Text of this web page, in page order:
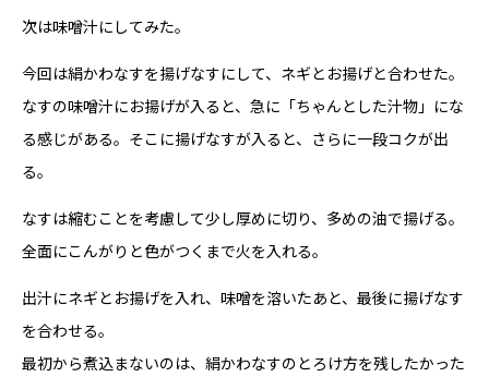
次は味噌汁にしてみた。
今回は絹かわなすを揚げなすにして、ネギとお揚げと合わせた。
なすの味噌汁にお揚げが入ると、急に「ちゃんとした汁物」にな
る感じがある。そこに揚げなすが入ると、さらに一段コクが出
る。
なすは縮むことを考慮して少し厚めに切り、多めの油で揚げる。
全面にこんがりと色がつくまで火を入れる。
出汁にネギとお揚げを入れ、味噌を溶いたあと、最後に揚げなす
を合わせる。
最初から煮込まないのは、絹かわなすのとろけ方を残したかった